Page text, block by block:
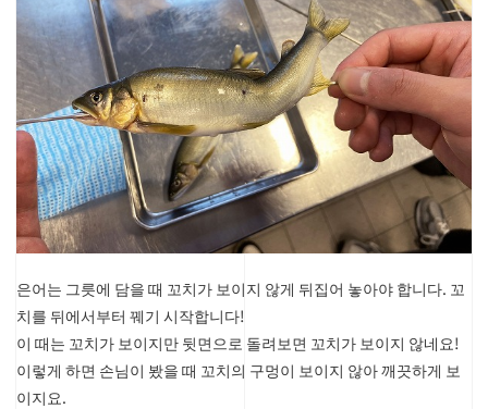
은어는 그릇에 담을 때 꼬치가 보이지 않게 뒤집어 놓아야 합니다. 꼬
치를 뒤에서부터 꿰기 시작합니다!
이 때는 꼬치가 보이지만 뒷면으로 돌려보면 꼬치가 보이지 않네요!
이렇게 하면 손님이 봤을 때 꼬치의 구멍이 보이지 않아 깨끗하게 보
이지요.